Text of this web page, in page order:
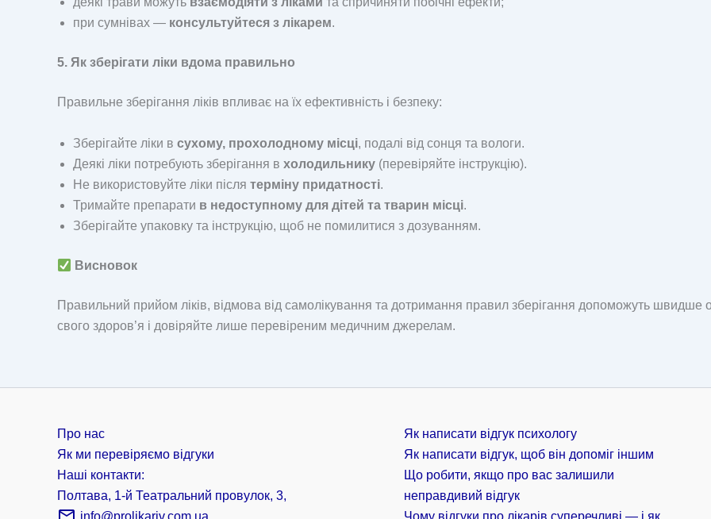
при сумнівах — консультуйтеся з лікарем.
5. Як зберігати ліки вдома правильно
Правильне зберігання ліків впливає на їх ефективність і безпеку:
Зберігайте ліки в сухому, прохолодному місці, подалі від сонця та вологи.
Деякі ліки потребують зберігання в холодильнику (перевіряйте інструкцію).
Не використовуйте ліки після терміну придатності.
Тримайте препарати в недоступному для дітей та тварин місці.
Зберігайте упаковку та інструкцію, щоб не помилитися з дозуванням.
Висновок
Правильний прийом ліків, відмова від самолікування та дотримання правил зберігання допоможуть швидше
свого здоров’я і довіряйте лише перевіреним медичним джерелам.
Про нас
Як ми перевіряємо відгуки
Наші контакти:
Полтава, 1-й Театральний провулок, 3,
info@prolikariv.com.ua
Як написати відгук психологу
Як написати відгук, щоб він допоміг іншим
Що робити, якщо про вас залишили
неправдивий відгук
Чому відгуки про лікарів суперечливі — і як